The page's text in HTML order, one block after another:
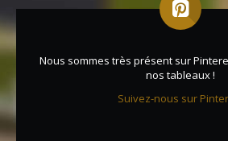
Nous sommes très présent sur
nos tableaux !
Suivez-nous sur